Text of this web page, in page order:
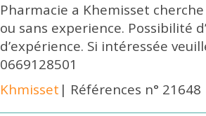
Pharmacie a Khemisset
ou sans experience. Possibilité
d’expérience. Si intéressée
0669128501
Khmisset | Références n° 21648